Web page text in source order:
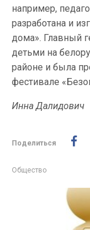
например,
разработана и
дома». Главный
детьми на
районе и была
фестивале
Инна Далидович
Поделиться
Общество